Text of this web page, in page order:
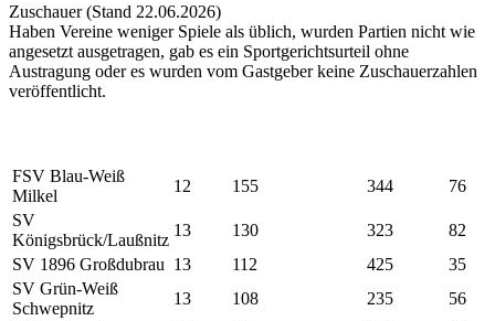
Zuschauer (Stand 22.06.2026)
Haben Vereine weniger Spiele als üblich, wurden Partien nicht wie
angesetzt ausgetragen, gab es ein Sportgerichtsurteil ohne
Austragung oder es wurden vom Gastgeber keine Zuschauerzahlen
veröffentlicht.
FSV Blau-Weiß
Milkel
12 155 344
76
SV
Königsbrück/Laußnitz
13 130 323
82
SV 1896 Großdubrau 13 112 425
35
SV Grün-Weiß
Schwepnitz
13 108 235
56